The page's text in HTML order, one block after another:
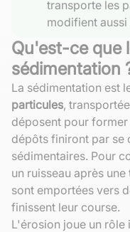
transporte les
modifient
Qu'est-ce que
sédimentation
La sédimentation est
particules,
déposent pour
dépôts finiront par se
sédimentaires. Pour
un ruisseau après
sont emportées vers
finissent leur course.
L'érosion joue un